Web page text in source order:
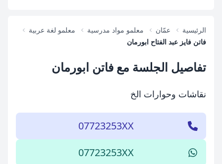
الرئيسية عمّان معلمو مواد مدرسية
معلمو لغة عربية
فاتن فايز عبد الفتاح ابورمان
تفاصيل الجلسة مع فاتن ابورمان
نقاشات وحوارات الخ
07723253XX
07723253XX